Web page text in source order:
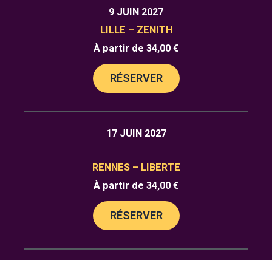
9 JUIN 2027
LILLE – ZENITH
À partir de 34,00 €
RÉSERVER
17 JUIN 2027
RENNES – LIBERTE
À partir de 34,00 €
RÉSERVER